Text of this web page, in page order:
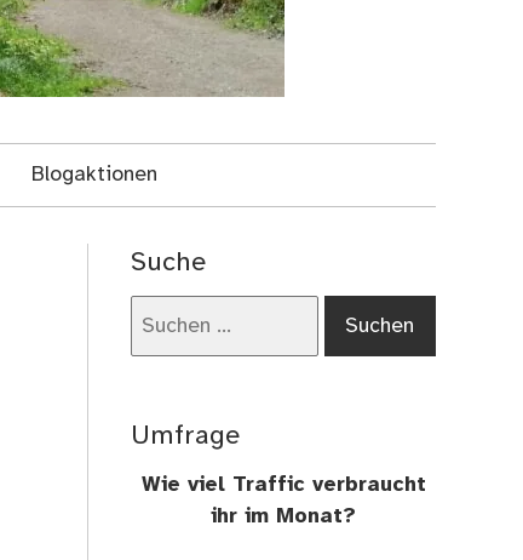
Blogaktionen
Suche
Umfrage
Wie viel Traffic verbraucht
ihr im Monat?